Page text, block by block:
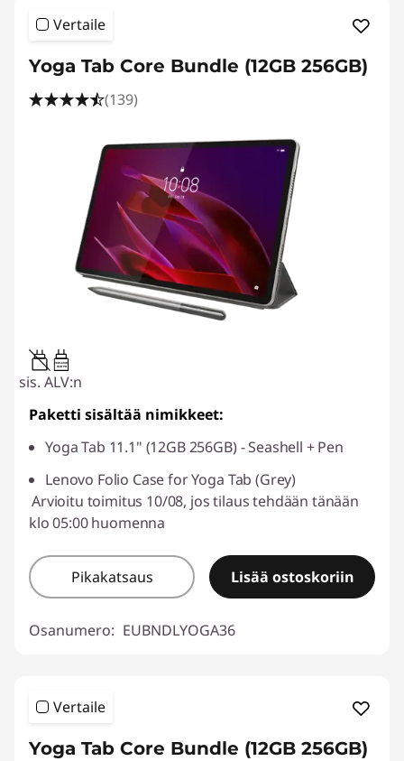
Vertaile
Yoga Tab Core Bundle (12GB 256GB)
(139)
20W-60W
USB PD
sis. ALV:n
Paketti sisältää nimikkeet:
Yoga Tab 11.1" (12GB 256GB) - Seashell + Pen
Lenovo Folio Case for Yoga Tab (Grey)
Arvioitu toimitus 10/08, jos tilaus tehdään tänään
klo 05:00 huomenna
Pikakatsaus Lisää ostoskoriin
Osanumero: EUBNDLYOGA36
Vertaile
Yoga Tab Core Bundle (12GB 256GB)